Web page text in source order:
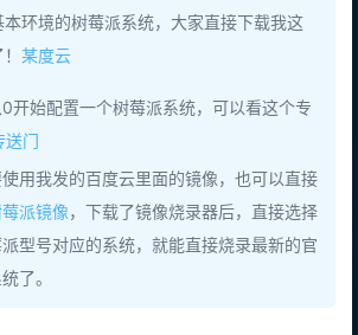
环境的树莓派系统，大家直接下载我这
某度云
开始配置一个树莓派系统，可以看这个专
送门
用我发的百度云里面的镜像，也可以直接
派镜像，下载了镜像烧录器后，直接选择
型号对应的系统，就能直接烧录最新的官
了。